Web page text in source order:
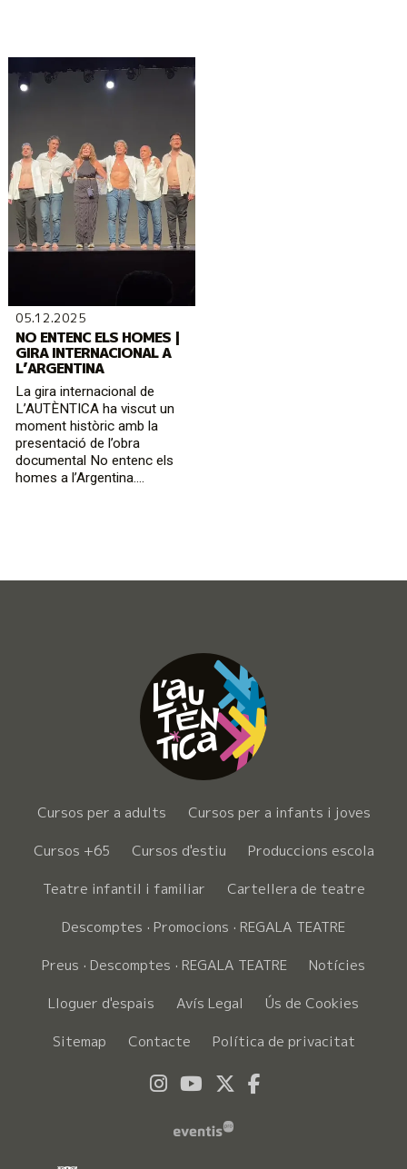
05.12.2025
NO ENTENC ELS HOMES |
GIRA INTERNACIONAL A
L’ARGENTINA
La gira internacional de
L’AUTÈNTICA ha viscut un
moment històric amb la
presentació de l’obra
documental No entenc els
homes a l’Argentina....
Cursos per a adults
Cursos per a infants i joves
Cursos +65
Cursos d'estiu
Produccions escola
Teatre infantil i familiar
Cartellera de teatre
Descomptes · Promocions · REGALA TEATRE
Preus · Descomptes · REGALA TEATRE
Notícies
Lloguer d'espais
Avís Legal
Ús de Cookies
Sitemap
Contacte Política de privacitat
Link a instagram
Link a youtube
Link a twitter